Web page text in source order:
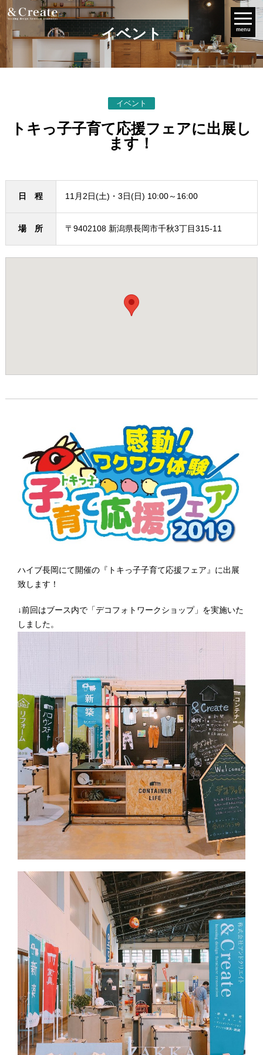
menu
イベント
イベント
トキっ子子育て応援フェアに出展し
ます！
日 程 11月2日(土)・3日(日) 10:00～16:00
場 所 〒9402108 新潟県長岡市千秋3丁目315-11
ハイブ長岡にて開催の『トキっ子子育て応援フェア』に出展
致します！
↓前回はブース内で「デコフォトワークショップ」を実施いた
しました。